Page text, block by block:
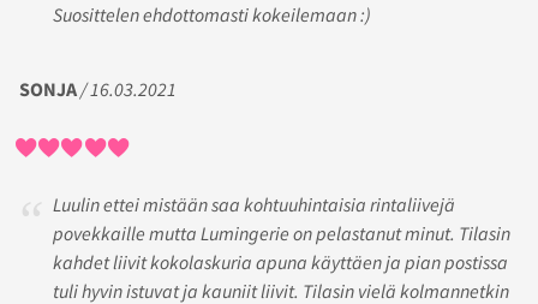
Suosittelen ehdottomasti kokeilemaan :)
SONJA/ 16.03.2021
Luulin ettei mistään saa kohtuuhintaisia rintaliivejä
povekkaille mutta Lumingerie on pelastanut minut. Tilasin
kahdet liivit kokolaskuria apuna käyttäen ja pian postissa
tuli hyvin istuvat ja kauniit liivit. Tilasin vielä kolmannetkin